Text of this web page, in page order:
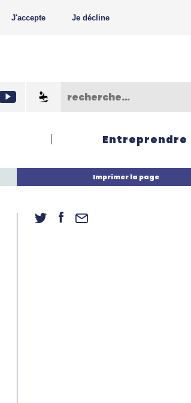
Entreprendre
Imprimer la page
J'accepte Je décline